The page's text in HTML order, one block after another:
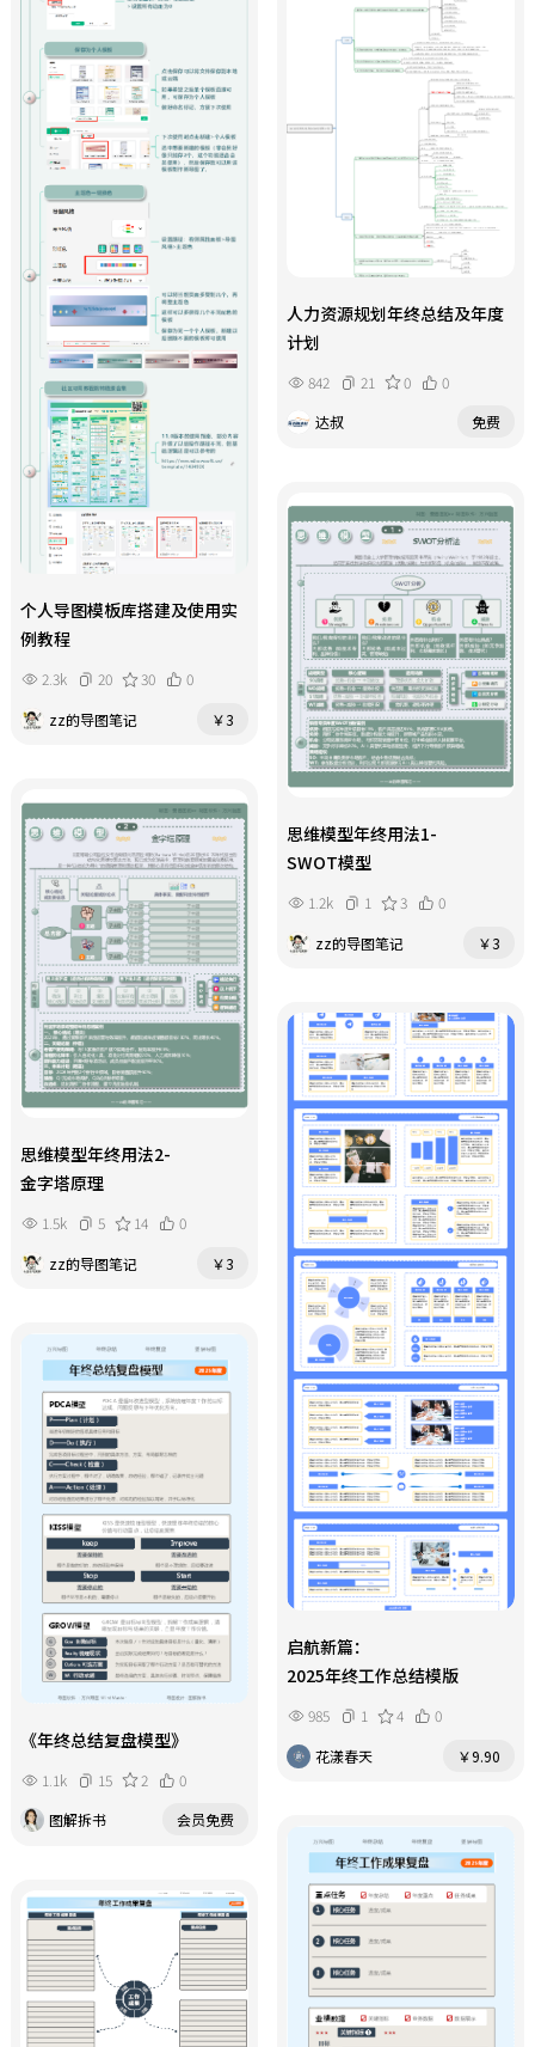
理人介绍、适配人群、收费标准；步
骤四讲解海报落地方法，推荐设计工
具，列明海报必备板块，配套宣传标
语 “会倾听｜有温度｜只为你”。整
套方案标准化输出心理咨询业务宣传
内容，形成可直接套用的文案与海报
构，帮助从业者清晰传递服务价值，
高效完成线上宣传素材创作。
个人导图模板库搭建及使用实
例教程
2.3k 20 30
0
zz的导图笔记
￥3
人力资源规划年终总结及年度
计划
842 21 0
0
达叔
免费
思维模型年终用法1-
SWOT模型
1.2k 1 3
0
zz的导图笔记
￥3
思维模型年终用法2-
金字塔原理
1.5k 5 14
0
zz的导图笔记
￥3
启航新篇：
2025年终工作总结模版
985 1 4
0
花漾春天
￥9.90
《年终总结复盘模型》
1.1k 15 2
0
图解拆书
会员免费